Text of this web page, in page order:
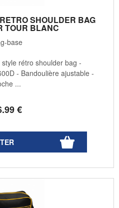
SHOULDER BAG
TOUR BLANC
base
.99€
rétro shoulder bag -
- Bandoulière ajustable -
...